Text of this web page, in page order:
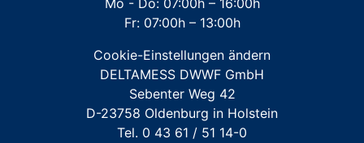
Großwasserzähler
Für FREMDFABRIKATE: Wasserzähler für Austausch-
und Erstinstallation
Mo - Do: 07:00h – 16:00h
Fr: 07:00h – 13:00h
Cookie-Einstellungen ändern
DELTAMESS DWWF GmbH
Sebenter Weg 42
D-23758 Oldenburg in Holstein
Tel. 0 43 61 / 51 14-0